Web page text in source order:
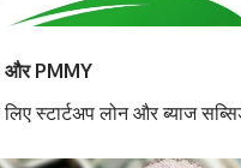
PMMY
लिए स्टार्टअप लोन और ब्याज